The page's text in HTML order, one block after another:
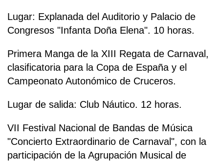
Lugar: Explanada del Auditorio y Palacio de
Congresos "Infanta Doña Elena". 10 horas.
Primera Manga de la XIII Regata de Carnaval,
clasificatoria para la Copa de España y el
Campeonato Autonómico de Cruceros.
Lugar de salida: Club Náutico. 12 horas.
VII Festival Nacional de Bandas de Música
"Concierto Extraordinario de Carnaval", con la
participación de la Agrupación Musical de